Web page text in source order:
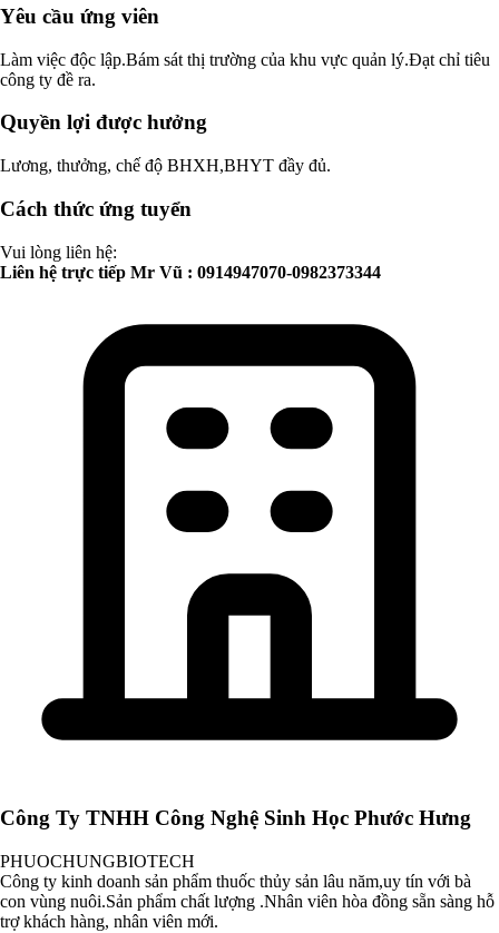
Yêu cầu ứng viên
Làm việc độc lập.Bám sát thị trường của khu vực quản lý.Đạt chỉ tiêu
công ty đề ra.
Quyền lợi được hưởng
Lương, thưởng, chế độ BHXH,BHYT đầy đủ.
Cách thức ứng tuyển
Vui lòng liên hệ:
Liên hệ trực tiếp Mr Vũ : 0914947070-0982373344
Công Ty TNHH Công Nghệ Sinh Học Phước Hưng
PHUOCHUNGBIOTECH
Công ty kinh doanh sản phẩm thuốc thủy sản lâu năm,uy tín với bà
con vùng nuôi.Sản phẩm chất lượng .Nhân viên hòa đồng sẵn sàng hỗ
trợ khách hàng, nhân viên mới.